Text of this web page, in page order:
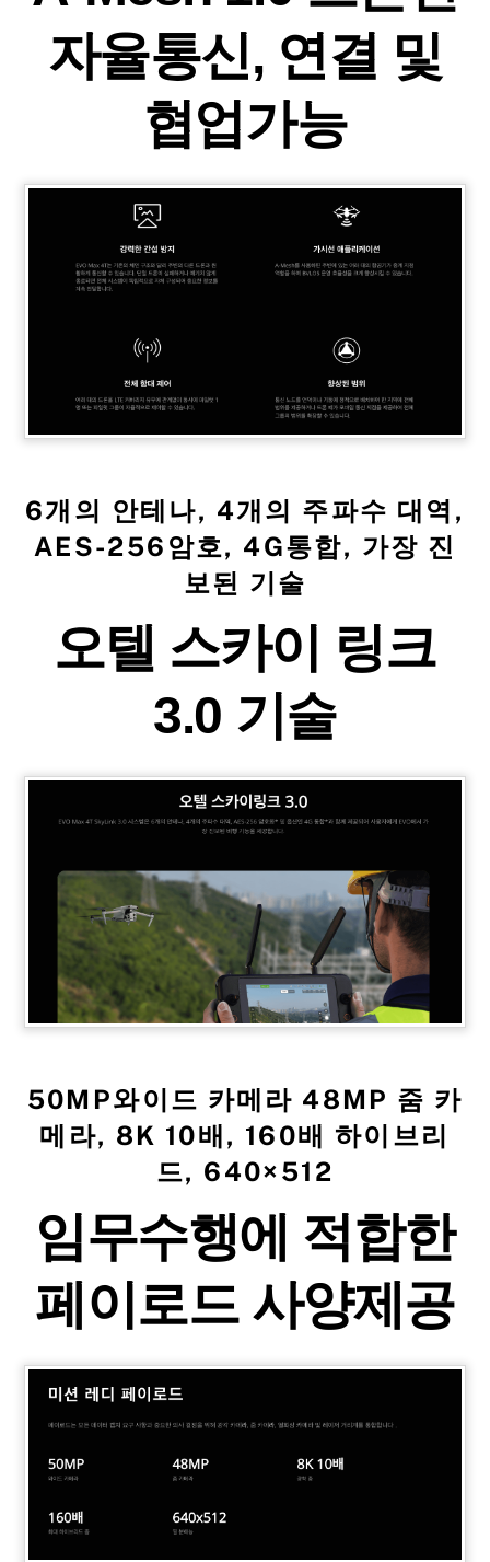
자율통신, 연결 및
협업가능
6개의 안테나, 4개의 주파수 대역,
AES-256암호, 4G통합, 가장 진
보된 기술
오텔 스카이 링크
3.0 기술
50MP와이드 카메라 48MP 줌 카
메라, 8K 10배, 160배 하이브리
드, 640×512
임무수행에 적합한
페이로드 사양제공